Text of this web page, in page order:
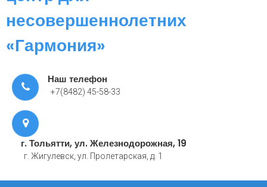
несовершеннолетних
«Гармония»
Наш телефон
+7(8482) 45-58-33
г. Тольятти, ул. Железнодорожная, 19
г. Жигулевск, ул. Пролетарская, д. 1